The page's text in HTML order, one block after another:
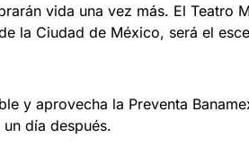
vida una vez más. El Teatro
la Ciudad de México, será el
y aprovecha la Preventa
día después.